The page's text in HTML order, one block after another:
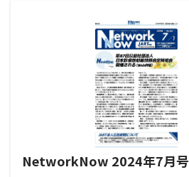
NetworkNow 2024年7月号